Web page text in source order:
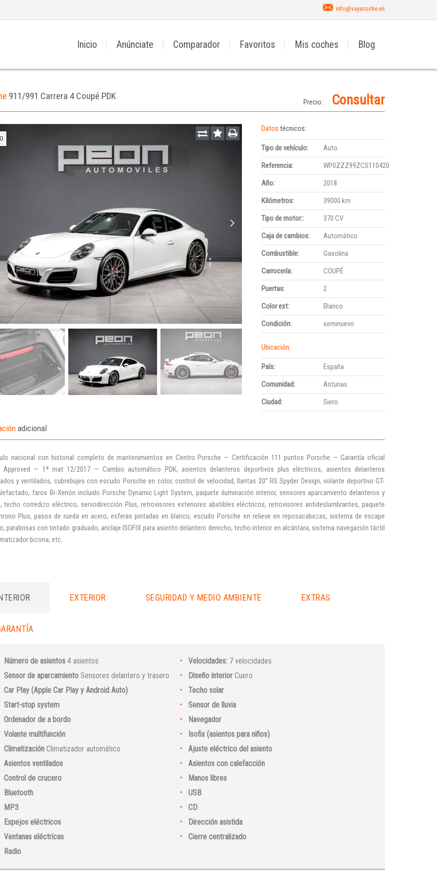
info@vayacoche.es
Inicio Anúnciate Comparador Favoritos Mis coches Blog
911/991 Carrera 4 Coupé PDK
Precio: Consultar
Datostécnicos:
Tipo de vehículo:
Auto
Referencia:
WP0ZZZ99ZCS110420
Año:
2018
Kilómetros:
39000 km
Tipo de motor::
370 CV
Caja de cambios:
Automático
Combustible:
Gasolina
Carrocería:
COUPÉ
Puertas:
2
Color ext:
Blanco
Condición:
seminuevo
Ubicación:
País:
España
Comunidad:
Asturias
Ciudad:
Siero
adicional
nacional con historial completo de mantenimientos en Centro Porsche — Certificación 111 puntos Porsche — Garantía oficial
Approved — 1ª mat 12/2017 — Cambio automático PDK, asientos delanteros deportivos plus eléctricos, asientos delanteros
y ventilados, cubrebujes con escudo Porsche en color, control de velocidad, llantas 20” RS Spyder Design, volante deportivo GT-
faros Bi-Xenón incluido Porsche Dynamic Light System, paquete iluminación interior, sensores aparcamiento delanteros y
techo corredizo eléctrico, servodirección Plus, retrovisores exteriores abatibles eléctricos, retrovisores antideslumbrantes, paquete
Plus, pasos de rueda en acero, esferas pintadas en blanco, escudo Porsche en relieve en reposacabezas, sistema de escape
parabrisas con tintado graduado, anclaje ISOFIX para asiento delantero derecho, techo interior en alcántara, sistema navegación táctil
bizona, etc.
EXTERIOR SEGURIDAD Y MEDIO AMBIENTE EXTRAS
Número de asientos 4 asientos Velocidades: 7 velocidades
Sensor de aparcamiento Sensores delantero y trasero Diseño interior Cuero
Car Play (Apple Car Play y Android Auto)
Techo solar
Start-stop system
Sensor de lluvia
Ordenador de a bordo
Navegador
Volante multifunción
Isofix (asientos para niños)
Climatización Climatizador automático
Ajuste eléctrico del asiento
Asientos ventilados
Asientos con calefacción
Control de crucero
Manos libres
Bluetooth
USB
MP3
CD
Espejos eléctricos
Dirección asistida
Ventanas eléctricas
Cierre centralizado
Radio